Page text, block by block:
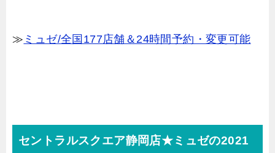
≫ ミュゼ/全国177店舗＆24時間予約・変更可能
セントラルスクエア静岡店★ミュゼの2021